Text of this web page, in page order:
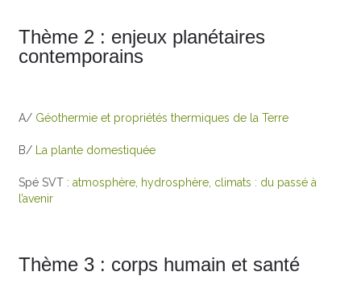
Thème 2 : enjeux planétaires
contemporains
A/ Géothermie et propriétés thermiques de la Terre
B/ La plante domestiquée
Spé SVT :atmosphère, hydrosphère, climats : du passé à
l’avenir
Thème 3 : corps humain et santé